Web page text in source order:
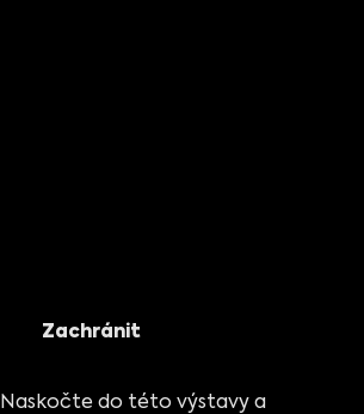
Zachránit
Naskočte do této výstavy a